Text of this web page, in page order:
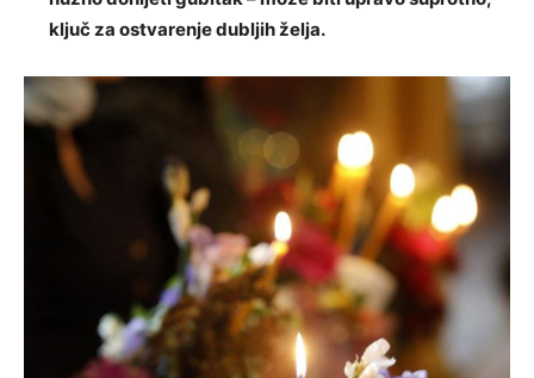
ključ za ostvarenje dubljih želja.